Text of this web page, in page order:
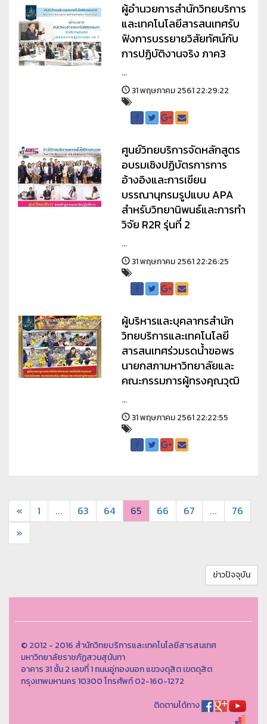
ผู้อำนวยการสำนักวิทยบริการ
และเทคโนโลยีสารสนเทศรับ
ฟังการบรรยายวิสัยทัศน์กับ
การปฏิบัติงานจริง ภาค3
...
31 พฤษภาคม 2561 22:29:22
ศูนย์วิทยบริการจัดหลักสูตร
อบรมเชิงปฏิบัตรการการ
อ้างอิงและการเขียน
บรรณานุกรมรูปแบบ APA
สำหรับวิทยานิพนธ์และการทำ
วิจัย R2R รุ่นที่ 2
...
31 พฤษภาคม 2561 22:26:25
ผู้บริหารและบุคลากรสำนัก
วิทยบริการและเทคโนโลยี
สารสนเทศร่วมรดน้ำขอพร
นายกสภามหาวิทยาลัยและ
คณะกรรมการผู้ทรงคุณวุฒิ
...
31 พฤษภาคม 2561 22:22:55
« 1 ... 63 64 65 66 67 ...
76
»
ข่าวปัจจุบัน
© 2012 - 2016 สำนักวิทยบริการและเทคโนโลยีสารสนเทศ
มหาวิทยาลัยราชภัฏสวนสุนันทา
อาคาร 31 ชั้น 2 เลขที่ 1 ถนนอู่ทองนอก แขวงดุสิต เขตดุสิต
กรุงเทพมหานคร 10300 โทรศัพท์ 02-160-1272
ติดตามได้ทาง